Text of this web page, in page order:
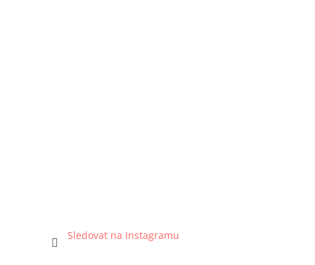
Sledovat na Instagramu